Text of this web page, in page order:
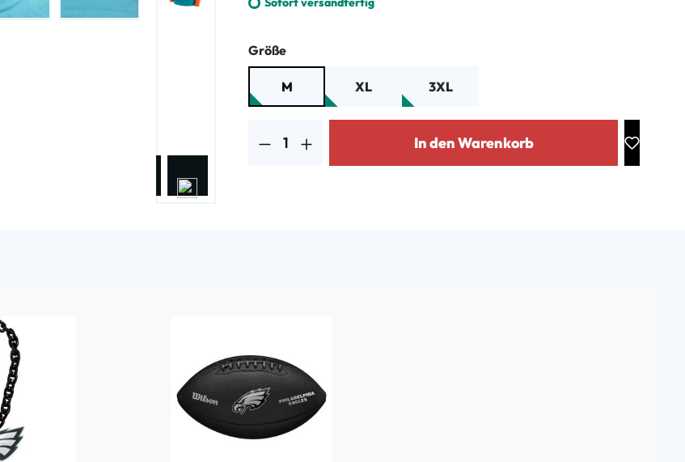
Größeauswählen
M XL 3XL
In den Warenkorb